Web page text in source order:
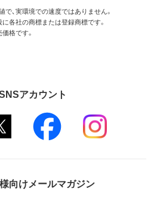
、実環境での速度ではありません。
各社の商標または登録商標です。
格です。
アカウント
向けメールマガジン